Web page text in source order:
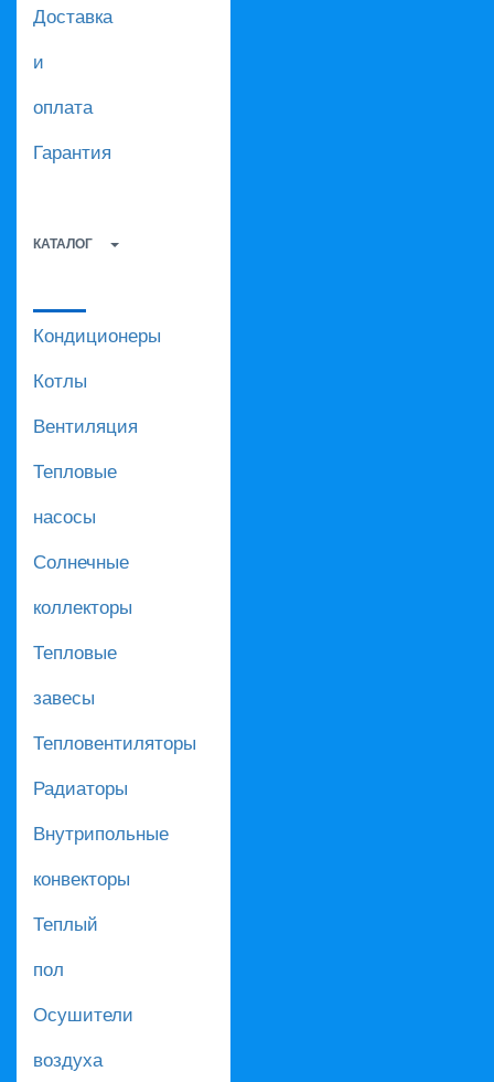
Доставка
и
оплата
Гарантия
КАТАЛОГ
Кондиционеры
Котлы
Вентиляция
Тепловые
насосы
Солнечные
коллекторы
Тепловые
завесы
Тепловентиляторы
Радиаторы
Внутрипольные
конвекторы
Теплый
пол
Осушители
воздуха